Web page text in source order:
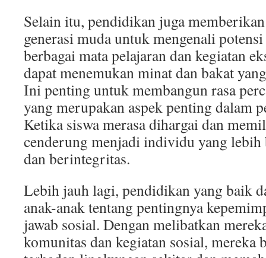
Selain itu, pendidikan juga
generasi muda untuk mengenali
berbagai mata pelajaran dan kegiatan
dapat menemukan minat dan bakat
Ini penting untuk membangun rasa
yang merupakan aspek penting dalam
Ketika siswa merasa dihargai dan
cenderung menjadi individu yang lebih
dan berintegritas.
Lebih jauh lagi, pendidikan yang baik
anak-anak tentang pentingnya
jawab sosial. Dengan melibatkan
komunitas dan kegiatan sosial, mereka